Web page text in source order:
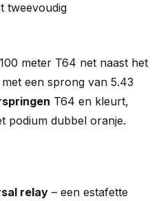
tweevoudig
meter T64 net naast het
een sprong van 5.43
T64 en kleurt,
podium dubbel oranje.
relay – een estafette